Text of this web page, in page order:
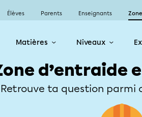
Élèves Parents Enseignants
Matières Niveaux
d’entraide
Retrouve ta question parmi